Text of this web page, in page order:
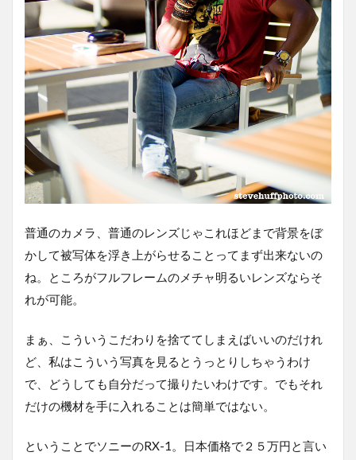
普通のカメラ、普通のレンズじゃこれほどまで背景をぼ
かして被写体を浮き上がらせることってまず出来ないの
ね。ところがフルフレームのメチャ明るいレンズならそ
れが可能。
まぁ、こういうこだわりを捨ててしまえばいいのだけれ
ど、私はこういう写真を見るとうっとりしちゃうわけ
で、どうしても自分だって撮りたいわけです。でもそれ
だけの機材を手に入れることは簡単ではない。
ということでソニーのRX-1。日本価格で２５万円と言い